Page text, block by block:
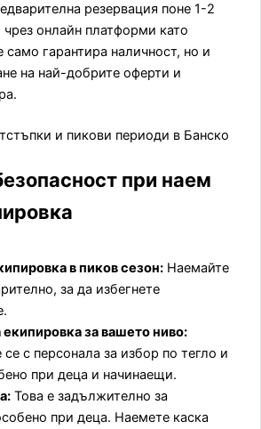
резервация поне 1-2
онлайн платформи като
само гарантира наличност, но и
на най-добрите оферти и
при наем
в пиков сезон: Наемайте
за да избегнете
за вашето ниво:
се с персонала за избор по тегло и
при деца и начинаещи.
Това е задължително за
при деца. Наемете каска